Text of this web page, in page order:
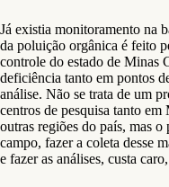
Já existia monitoramento na
da poluição orgânica é feito
controle do estado de Minas
deficiência tanto em pontos
análise. Não se trata de um
centros de pesquisa tanto
outras regiões do país, mas
campo, fazer a coleta desse
e fazer as análises, custa